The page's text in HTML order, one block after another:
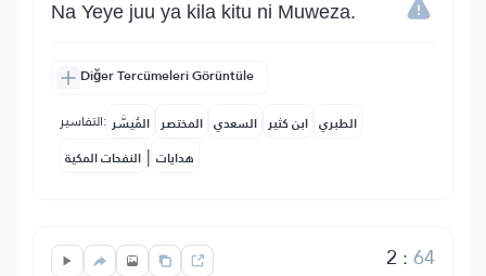
Na Yeye juu ya kila kitu ni Muweza.
Diğer Tercümeleri Görüntüle
التفاسير: المُيسَّر المختصر السعدي ابن كثير الطبري
النفحات المكية | هدايات
2 :64